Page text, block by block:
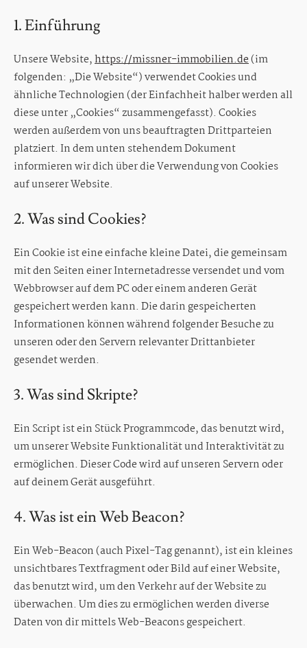
Gewerbeimmobilien mieten und Garagen mieten
Wohnung mieten – Haus mieten
Immobilien Verkauf/ Vermietung
Service
Marktpreiseinschätzung
Immobilien vermieten
Ihre Baufinanzierung
Kunden suchen
1. Einführung
Unsere Website,https://missner-immobilien.de(im
folgenden: „Die Website“) verwendet Cookies und
ähnliche Technologien (der Einfachheit halber werden all
diese unter „Cookies“ zusammengefasst). Cookies
werden außerdem von uns beauftragten Drittparteien
platziert. In dem unten stehendem Dokument
informieren wir dich über die Verwendung von Cookies
auf unserer Website.
2. Was sind Cookies?
Ein Cookie ist eine einfache kleine Datei, die gemeinsam
mit den Seiten einer Internetadresse versendet und vom
Webbrowser auf dem PC oder einem anderen Gerät
gespeichert werden kann. Die darin gespeicherten
Informationen können während folgender Besuche zu
unseren oder den Servern relevanter Drittanbieter
gesendet werden.
3. Was sind Skripte?
Ein Script ist ein Stück Programmcode, das benutzt wird,
um unserer Website Funktionalität und Interaktivität zu
ermöglichen. Dieser Code wird auf unseren Servern oder
auf deinem Gerät ausgeführt.
4. Was ist ein Web Beacon?
Ein Web-Beacon (auch Pixel-Tag genannt), ist ein kleines
unsichtbares Textfragment oder Bild auf einer Website,
das benutzt wird, um den Verkehr auf der Website zu
überwachen. Um dies zu ermöglichen werden diverse
Daten von dir mittels Web-Beacons gespeichert.